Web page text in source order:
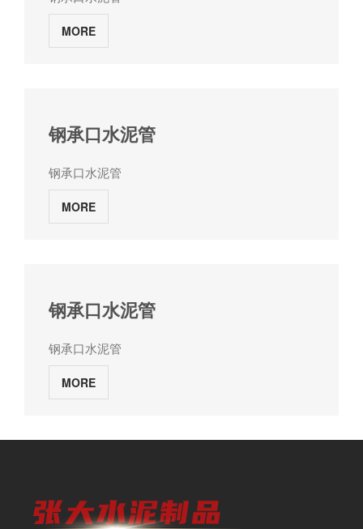
MORE
钢承口水泥管
钢承口水泥管
MORE
钢承口水泥管
钢承口水泥管
MORE